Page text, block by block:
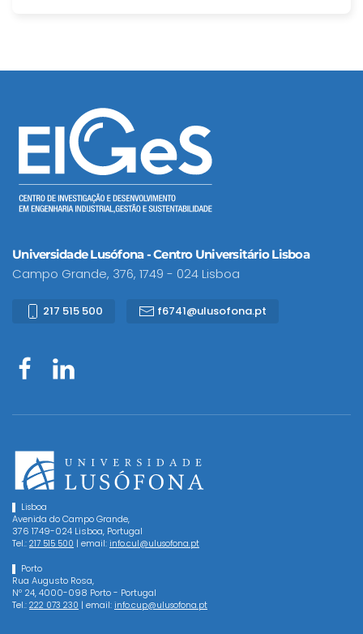
Universidade Lusófona - Centro Universitário Lisboa
Campo Grande, 376, 1749 - 024 Lisboa
217 515 500 f6741@ulusofona.pt
Lisboa
Avenida do Campo Grande,
376 1749-024 Lisboa, Portugal
Tel.: 217 515 500 | email: info.cul@ulusofona.pt
Porto
Rua Augusto Rosa,
Nº 24, 4000-098 Porto - Portugal
Tel.: 222 073 230 | email: info.cup@ulusofona.pt